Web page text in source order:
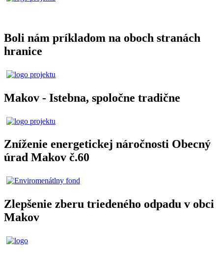
Boli nám príkladom na oboch stranách
hranice
Makov - Istebna, spoločne tradične
Zníženie energetickej náročnosti Obecný
úrad Makov č.60
Zlepšenie zberu triedeného odpadu v obci
Makov